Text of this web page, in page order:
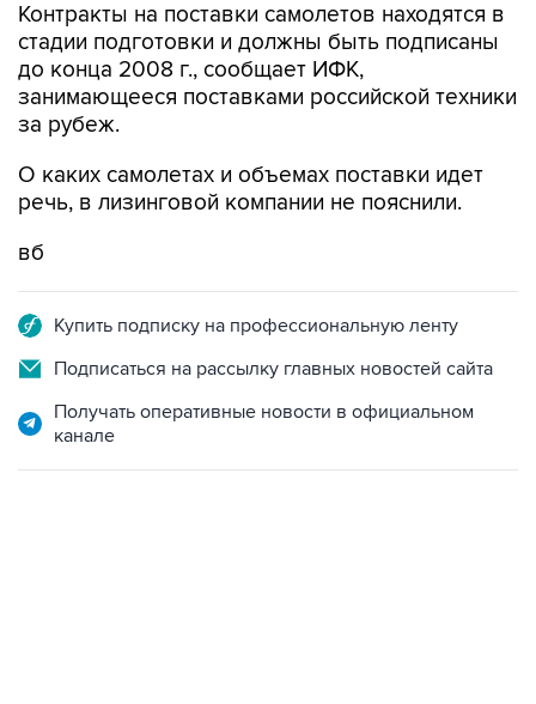
Контракты на поставки самолетов находятся в
стадии подготовки и должны быть подписаны
до конца 2008 г., сообщает ИФК,
занимающееся поставками российской техники
за рубеж.
О каких самолетах и объемах поставки идет
речь, в лизинговой компании не пояснили.
вб
Купить подписку на профессиональную ленту
Подписаться на рассылку главных новостей сайта
Получать оперативные новости в официальном
канале